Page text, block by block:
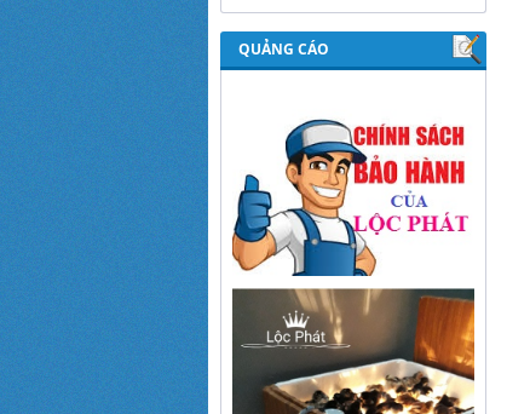
gold, nhiệt độ và ánh
QUẢNG CÁO